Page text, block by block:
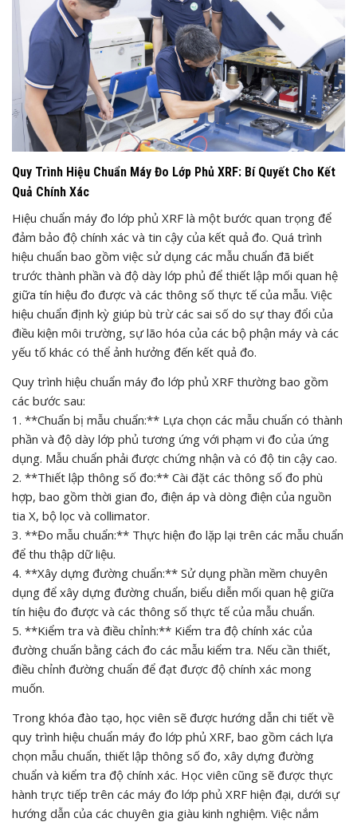
Quy Trình Hiệu Chuẩn Máy Đo Lớp Phủ XRF: Bí Quyết Cho Kết
Quả Chính Xác
Hiệu chuẩn máy đo lớp phủ XRF là một bước quan trọng để
đảm bảo độ chính xác và tin cậy của kết quả đo. Quá trình
hiệu chuẩn bao gồm việc sử dụng các mẫu chuẩn đã biết
trước thành phần và độ dày lớp phủ để thiết lập mối quan hệ
giữa tín hiệu đo được và các thông số thực tế của mẫu. Việc
hiệu chuẩn định kỳ giúp bù trừ các sai số do sự thay đổi của
điều kiện môi trường, sự lão hóa của các bộ phận máy và các
yếu tố khác có thể ảnh hưởng đến kết quả đo.
Quy trình hiệu chuẩn máy đo lớp phủ XRF thường bao gồm
các bước sau:
1. **Chuẩn bị mẫu chuẩn:** Lựa chọn các mẫu chuẩn có thành
phần và độ dày lớp phủ tương ứng với phạm vi đo của ứng
dụng. Mẫu chuẩn phải được chứng nhận và có độ tin cậy cao.
2. **Thiết lập thông số đo:** Cài đặt các thông số đo phù
hợp, bao gồm thời gian đo, điện áp và dòng điện của nguồn
tia X, bộ lọc và collimator.
3. **Đo mẫu chuẩn:** Thực hiện đo lặp lại trên các mẫu chuẩn
để thu thập dữ liệu.
4. **Xây dựng đường chuẩn:** Sử dụng phần mềm chuyên
dụng để xây dựng đường chuẩn, biểu diễn mối quan hệ giữa
tín hiệu đo được và các thông số thực tế của mẫu chuẩn.
5. **Kiểm tra và điều chỉnh:** Kiểm tra độ chính xác của
đường chuẩn bằng cách đo các mẫu kiểm tra. Nếu cần thiết,
điều chỉnh đường chuẩn để đạt được độ chính xác mong
muốn.
Trong khóa đào tạo, học viên sẽ được hướng dẫn chi tiết về
quy trình hiệu chuẩn máy đo lớp phủ XRF, bao gồm cách lựa
chọn mẫu chuẩn, thiết lập thông số đo, xây dựng đường
chuẩn và kiểm tra độ chính xác. Học viên cũng sẽ được thực
hành trực tiếp trên các máy đo lớp phủ XRF hiện đại, dưới sự
hướng dẫn của các chuyên gia giàu kinh nghiệm. Việc nắm